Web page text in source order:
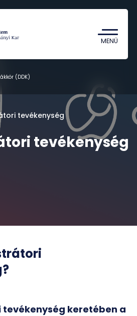
MENÜ
(DDK)
tevékenység
tevékenység
keretében a